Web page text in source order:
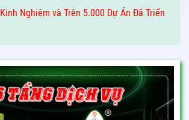
Kinh Nghiệm và Trên 5.000 Dự Án Đã Triển